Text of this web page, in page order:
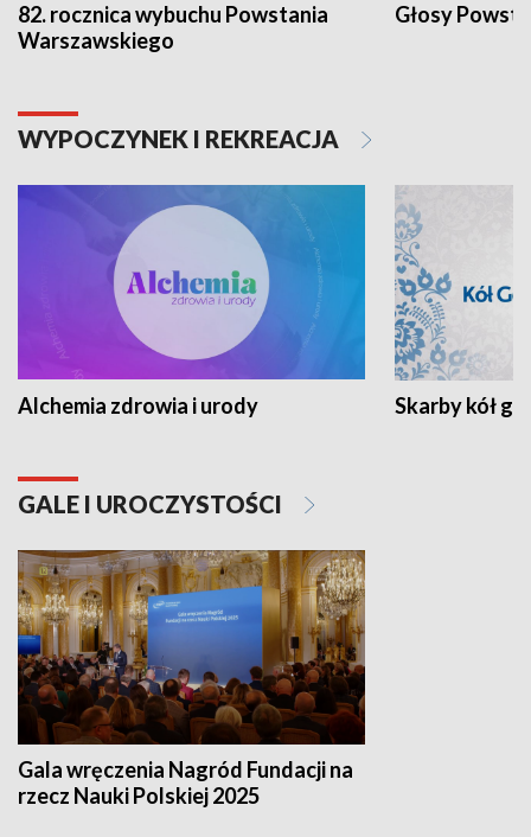
82. rocznica wybuchu Powstania
Warszawskiego
Głosy
WYPOCZYNEK I REKREACJA
Alchemia zdrowia i urody Skarby kół
GALE I UROCZYSTOŚCI
Gala wręczenia Nagród Fundacji na
rzecz Nauki Polskiej 2025